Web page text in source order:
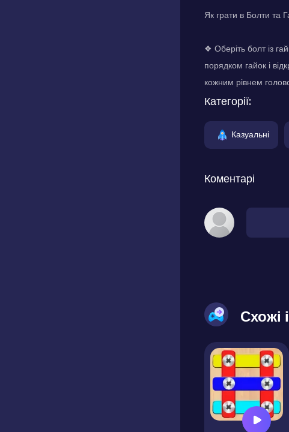
Як грати в Болти та
❖ Оберіть болт із
порядком гайок і
кожним рівнем
Категорії:
Казуальні
Коментарі
Схожі